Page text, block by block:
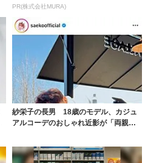
PR(株式会社MURA)
紗栄子の長男 18歳のモデル、カジュ
アルコーデのおしゃれ近影が「両親の